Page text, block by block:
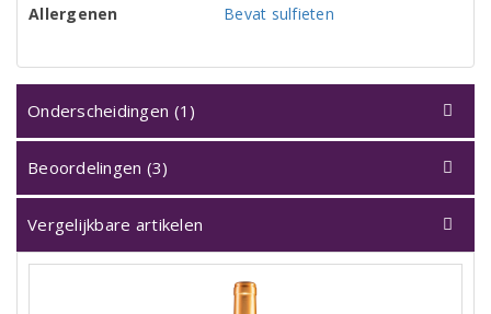
Allergenen
Bevat sulfieten
Onderscheidingen (1)
Beoordelingen (3)
Vergelijkbare artikelen